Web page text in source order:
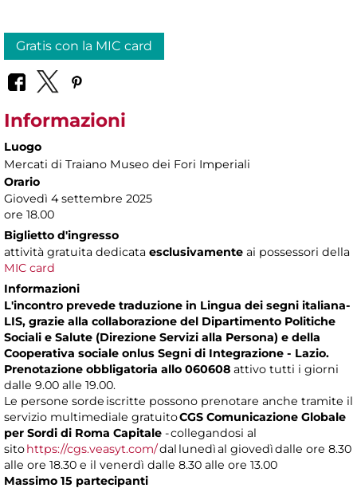
Gratis con la MIC card
Informazioni
Luogo
Mercati di Traiano Museo dei Fori Imperiali
Orario
Giovedì 4 settembre 2025
ore 18.00
Biglietto d'ingresso
attività gratuita dedicata esclusivamente ai possessori della
MIC card
Informazioni
L'incontro prevede traduzione in Lingua dei segni italiana-
LIS, grazie alla collaborazione del Dipartimento Politiche
Sociali e Salute (Direzione Servizi alla Persona) e della
Cooperativa sociale onlus Segni di Integrazione - Lazio.
Prenotazione obbligatoria allo 060608 attivo tutti i giorni
dalle 9.00 alle 19.00.
Le persone sorde iscritte possono prenotare anche tramite il
servizio multimediale gratuitoCGS Comunicazione Globale
per Sordi di Roma Capitale - collegandosi al
sitohttps://cgs.veasyt.com/dal lunedì al giovedì dalle ore 8.30
alle ore 18.30 e il venerdì dalle 8.30 alle ore 13.00
Massimo 15 partecipanti